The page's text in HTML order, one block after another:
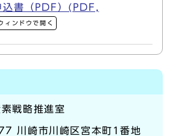
込書（PDF）(PDF,
ィンドウで開く
戦略推進室
川崎市川崎区宮本町1番地